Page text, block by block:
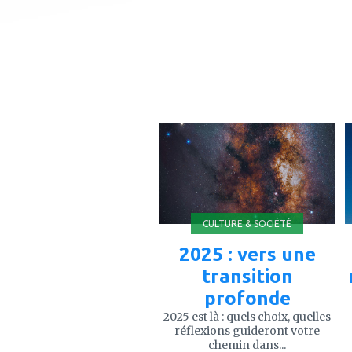
à
mes
favoris
CULTURE & SOCIÉTÉ
2025 : vers une
transition
profonde
2025 est là : quels choix, quelles
réflexions guideront votre
chemin dans...